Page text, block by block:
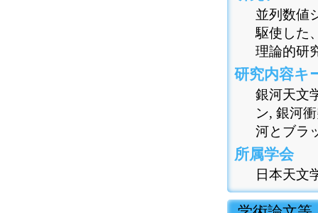
並列数値
駆使した
理論的研
研究内容キ
銀河天文
ン, 銀河
河とブラ
所属学会
日本天文